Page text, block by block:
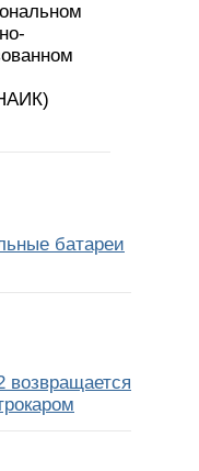
батареи
возвращается